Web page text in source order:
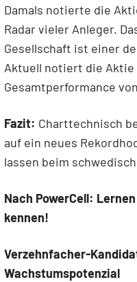
Damals notierte die
Radar vieler Anleger.
Gesellschaft ist einer
Aktuell notiert die Aktie
Gesamtperformance
Fazit: Charttechnisch
auf ein neues
lassen beim
Nach PowerCell:
kennen!
Verzehnfacher-
Wachstumspotenzial